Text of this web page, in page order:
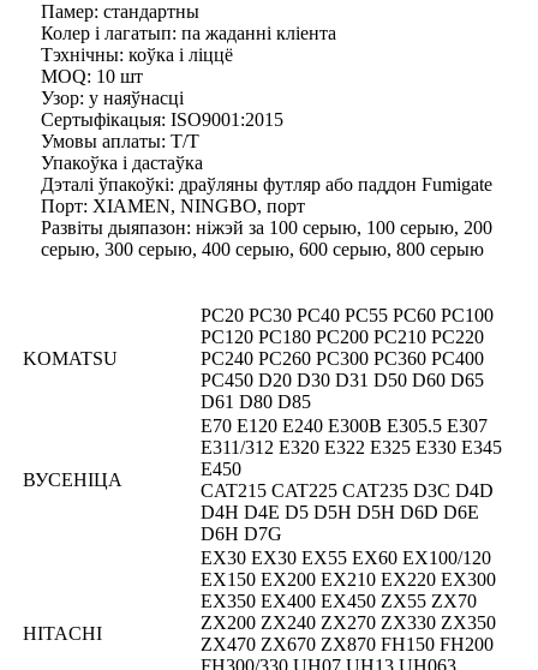
Памер: стандартны
Колер і лагатып: па жаданні кліента
Тэхнічны: коўка і ліццё
MOQ: 10 шт
Узор: у наяўнасці
Сертыфікацыя: ISO9001:2015
Умовы аплаты: T/T
Упакоўка і дастаўка
Дэталі ўпакоўкі: драўляны футляр або паддон Fumigate
Порт: XIAMEN, NINGBO, порт
Развіты дыяпазон: ніжэй за 100 серыю, 100 серыю, 200
серыю, 300 серыю, 400 серыю, 600 серыю, 800 серыю
KOMATSU
PC20 PC30 PC40 PC55 PC60 PC100
PC120 PC180 PC200 PC210 PC220
PC240 PC260 PC300 PC360 PC400
PC450 D20 D30 D31 D50 D60 D65
D61 D80 D85
ВУСЕНІЦА
E70 E120 E240 E300B E305.5 E307
E311/312 E320 E322 E325 E330 E345
E450
CAT215 CAT225 CAT235 D3C D4D
D4H D4E D5 D5H D5H D6D D6E
D6H D7G
HITACHI
EX30 EX30 EX55 EX60 EX100/120
EX150 EX200 EX210 EX220 EX300
EX350 EX400 EX450 ZX55 ZX70
ZX200 ZX240 ZX270 ZX330 ZX350
ZX470 ZX670 ZX870 FH150 FH200